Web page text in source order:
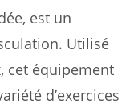
est un
Utilisé
cet équipement
d’exercices